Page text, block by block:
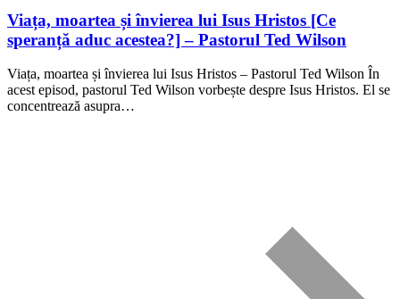
Viața, moartea și învierea lui Isus Hristos [Ce
speranță aduc acestea?] – Pastorul Ted Wilson
Viața, moartea și învierea lui Isus Hristos – Pastorul Ted Wilson În
acest episod, pastorul Ted Wilson vorbește despre Isus Hristos. El se
concentrează asupra…